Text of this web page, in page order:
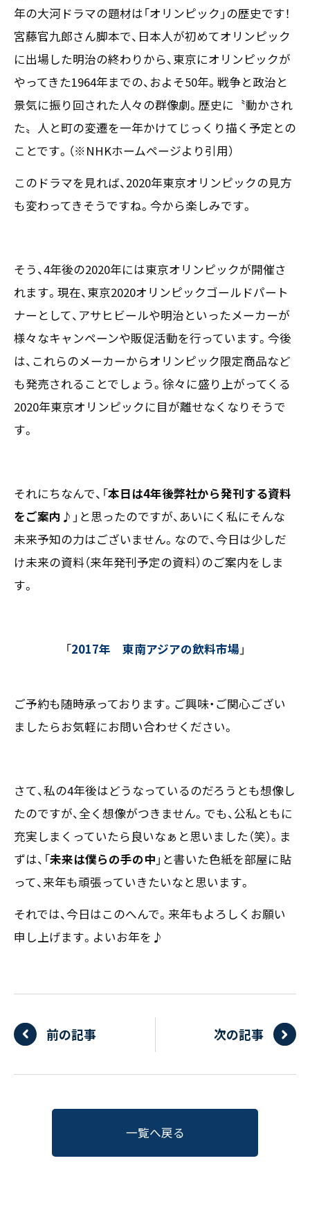
TEL 06-6538-5358（代表）
年の大河ドラマの題材は「オリンピック」の歴史です！
宮藤官九郎さん脚本で、日本人が初めてオリンピック
に出場した明治の終わりから、東京にオリンピックが
やってきた1964年までの、およそ50年。戦争と政治と
景気に振り回された人々の群像劇。歴史に〝動かされ
た〟人と町の変遷を一年かけてじっくり描く予定との
ことです。（※NHKホームページより引用）
このドラマを見れば、2020年東京オリンピックの見方
も変わってきそうですね。今から楽しみです。
そう、4年後の2020年には東京オリンピックが開催さ
れます。現在、東京2020オリンピックゴールドパート
ナーとして、アサヒビールや明治といったメーカーが
様々なキャンペーンや販促活動を行っています。今後
は、これらのメーカーからオリンピック限定商品など
も発売されることでしょう。徐々に盛り上がってくる
2020年東京オリンピックに目が離せなくなりそうで
す。
それにちなんで、「本日は4年後弊社から発刊する資料
をご案内♪ 」と思ったのですが、あいにく私にそんな
未来予知の力はございません。なので、今日は少しだ
け未来の資料（来年発刊予定の資料）のご案内をしま
す。
「2017年 東南アジアの飲料市場 」
ご予約も随時承っております。ご興味・ご関心ござい
ましたらお気軽にお問い合わせください。
さて、私の4年後はどうなっているのだろうとも想像し
たのですが、全く想像がつきません。でも、公私ともに
充実しまくっていたら良いなぁと思いました（笑）。ま
ずは、「未来は僕らの手の中 」と書いた色紙を部屋に貼
って、来年も頑張っていきたいなと思います。
それでは、今日はこのへんで。来年もよろしくお願い
申し上げます。よいお年を♪
前の記事 次の記事
一覧へ戻る